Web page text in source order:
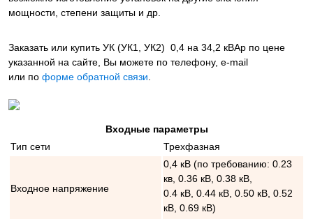
мощности, степени защиты и др.
Заказать или купить УК (УК1, УК2) 0,4 на 34,2 кВАр по цене
указанной на сайте, Вы можете по телефону, e-mail
или по форме обратной связи.
Входные параметры
Тип сети
Трехфазная
Входное напряжение
0,4 кВ (по требованию: 0.23
кв, 0.36 кВ, 0.38 кВ,
0.4 кВ, 0.44 кВ, 0.50 кВ, 0.52
кВ, 0.69 кВ)